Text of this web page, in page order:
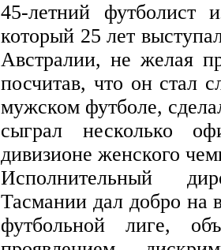
45-летний футболист
который 25 лет
Австралии, не желая
посчитав, что он стал
мужском футболе,
сыграл несколько
дивизионе женского
Исполнительный
Тасмании дал добро на
футбольной лиге,